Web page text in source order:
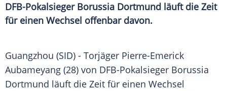
DFB-Pokalsieger Borussia Dortmund läuft die Zeit
für einen Wechsel offenbar davon.
Guangzhou (SID) - Torjäger Pierre-Emerick
Aubameyang (28) von DFB-Pokalsieger Borussia
Dortmund läuft die Zeit für einen Wechsel